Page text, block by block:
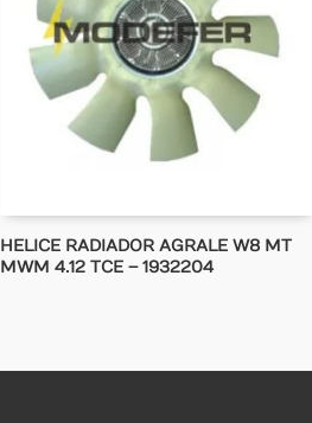
HELICE RADIADOR AGRALE W8 MT
MWM 4.12 TCE – 1932204